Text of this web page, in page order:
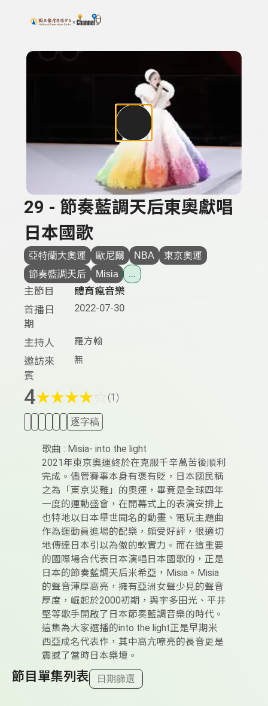
上方功能區塊
搜尋關鍵字：可輸入節目名稱、主持人或關鍵字
29 - 節奏藍調天后東奧獻唱
日本國歌
亞特蘭大奧運 歐尼爾 NBA
東京奧運
節奏藍調天后
Misia ...
主節目
體育瘋音樂
首播日
期
2022-07-30
主持人 羅方翰
邀訪來
賓
無
4★★★★ (1)
逐字稿
歌曲 : Misia- into the light
2021年東京奧運終於在克服千辛萬苦後順利
完成。儘管賽事本身有褒有貶，日本國民稱
之為「東京災難」的奧運，畢竟是全球四年
一度的運動盛會，在開幕式上的表演安排上
也特地以日本舉世聞名的動畫、電玩主題曲
作為運動員進場的配樂，頗受好評，很適切
地傳達日本引以為傲的軟實力。而在這重要
的國際場合代表日本演唱日本國歌的，正是
日本的節奏藍調天后米希亞，Misia。Misia
的聲音渾厚高亮，擁有亞洲女聲少見的聲音
厚度，崛起於2000初期，與宇多田光、平井
堅等歌手開啟了日本節奏藍調音樂的時代。
這集為大家選播的into the light正是早期米
西亞成名代表作，其中高亢嘹亮的長音更是
震撼了當時日本樂壇。
節目單集列表 日期篩選